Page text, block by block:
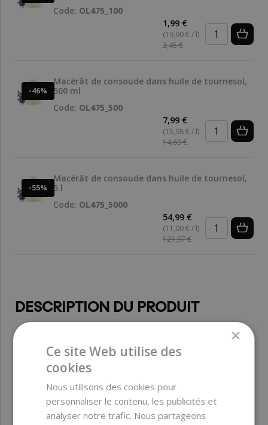
Code: OL475_100
1,99 €
(19,90 € / l)
3,45 €
-46%
Macérât de consoude dans huile de tournesol,
500 ml
Code: OL475_500
7,99 €
(15,98 € / l)
14,69 €
-55%
Macérât de consoude dans huile de tournesol,
5 l
Code: OL475_5000
54,99 €
(11,00 € / l)
121,97 €
DESCRIPTION DU PRODUIT
La consoude est connue pour ses propriétés anti-
inflammatoires et apaisantes pour les plaies et est
souvent utilisée pour calmer la peau irritée et favoriser la
cicatrisation des coupures, égratignures et brûlures.
L’huile de tournesol est quant à elle une huile légère et
non comédogène,riche en vitamines et en acides gras
×
Ce site Web utilise des
cookies
Nous utilisons des cookies pour
personnaliser le contenu, les publicités et
analyser notre trafic. Nous partageons